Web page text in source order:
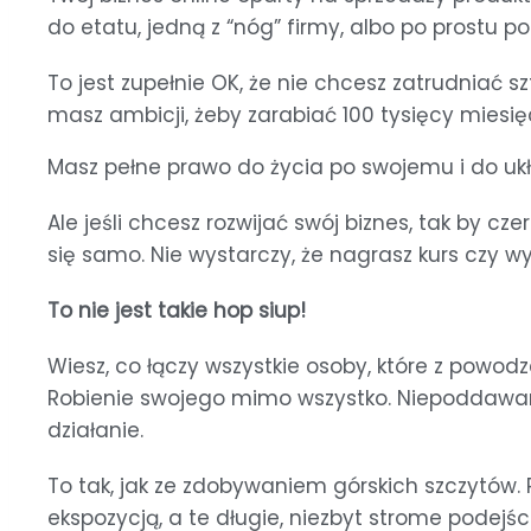
do etatu, jedną z “nóg” firmy, albo po prostu
To jest zupełnie OK, że nie chcesz
masz ambicji, żeby zarabiać 100 tysięcy
Masz pełne prawo do życia po swojemu i do
Ale jeśli chcesz rozwijać swój biznes, tak by
się samo. Nie wystarczy, że nagrasz kurs czy
To nie jest takie hop siup!
Wiesz, co łączy wszystkie osoby, które z
Robienie swojego mimo wszystko.
działanie.
To tak, jak ze zdobywaniem górskich
ekspozycją, a te długie, niezbyt strome